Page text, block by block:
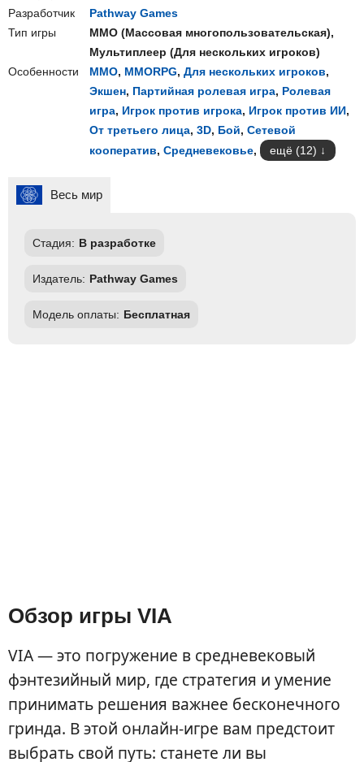
Разработчик
Pathway Games
Тип игры
ММО (Массовая многопользовательская),
Мультиплеер (Для нескольких игроков)
Особенности
ММО, MMORPG, Для нескольких игроков,
Экшен, Партийная ролевая игра, Ролевая
игра, Игрок против игрока, Игрок против ИИ,
От третьего лица, 3D, Бой, Сетевой
кооператив, Средневековье, ещё (12)
Весь мир
Стадия: В разработке
Издатель: Pathway Games
Модель оплаты: Бесплатная
Обзор игры VIA
VIA — это погружение в средневековый
фэнтезийный мир, где стратегия и умение
принимать решения важнее бесконечного
гринда. В этой онлайн-игре вам предстоит
выбрать свой путь: станете ли вы